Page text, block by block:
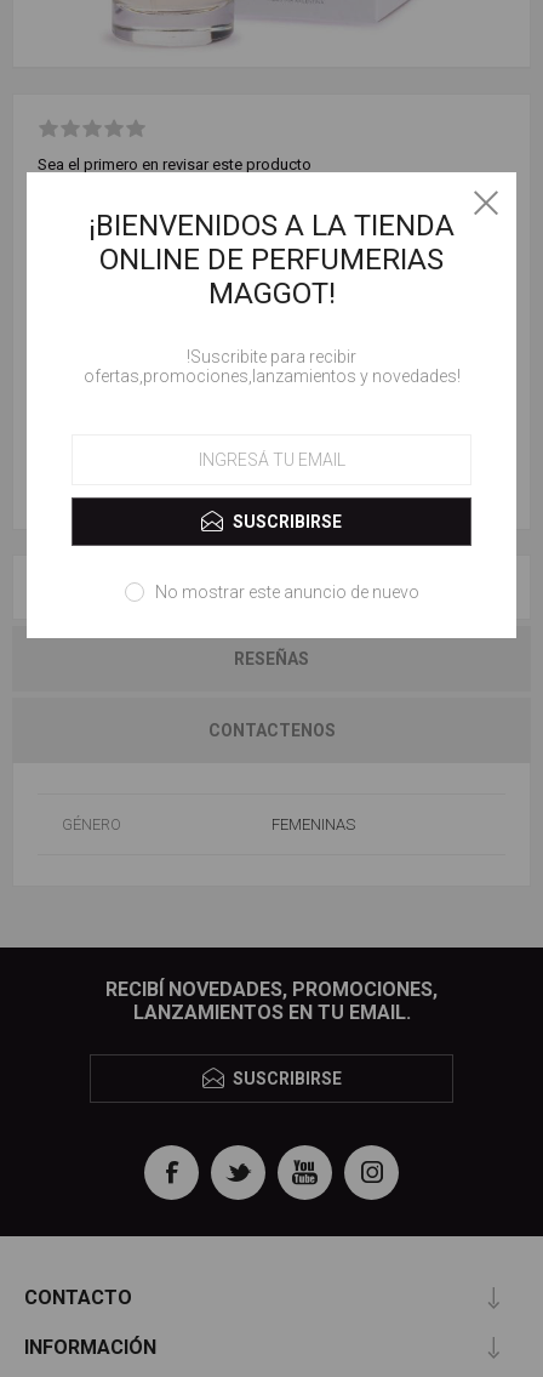
Sea el primero en revisar este producto
$ 33.600,00
ESPECIFICACIONES
RESEÑAS
CONTACTENOS
GÉNERO FEMENINAS
RECIBÍ NOVEDADES, PROMOCIONES,
LANZAMIENTOS EN TU EMAIL.
SUSCRIBIRSE
CONTACTO
INFORMACIÓN
¡BIENVENIDOS A LA TIENDA
ONLINE DE PERFUMERIAS
MAGGOT!
!Suscribite para recibir
ofertas,promociones,lanzamientos y novedades!
SUSCRIBIRSE
No mostrar este anuncio de nuevo